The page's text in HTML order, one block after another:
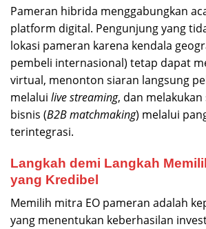
Pameran hibrida menggabungkan
platform digital. Pengunjung yang
lokasi pameran karena kendala
pembeli internasional) tetap dapat
virtual, menonton siaran langsung
melalui live streaming, dan
bisnis (B2B matchmaking) melalui
terintegrasi.
Langkah demi Langkah
yang Kredibel
Memilih mitra EO pameran adalah
yang menentukan keberhasilan